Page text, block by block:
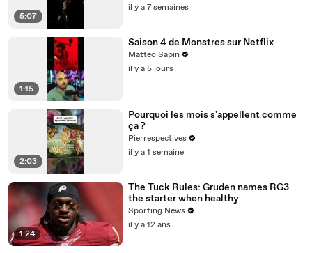
5:07
il y a 7 semaines
1:15
Saison 4 de Monstres sur Netflix
Matteo Sapin
il y a 5 jours
2:03
Pourquoi les mois s'appellent comme
ça ?
Pierrespectives
il y a 1 semaine
1:24
The Tuck Rules: Gruden names RG3
the starter when healthy
Sporting News
il y a 12 ans